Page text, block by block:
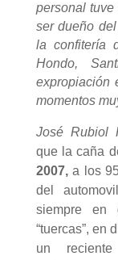
personal
ser dueño
la confitería
Hondo,
expropiación
momentos
José Rubiol
que la caña
2007,a los
del
siempre en
“tuercas”, en
un